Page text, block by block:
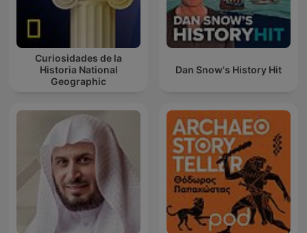
Curiosidades de la
Historia National
Geographic
Dan Snow's History Hit